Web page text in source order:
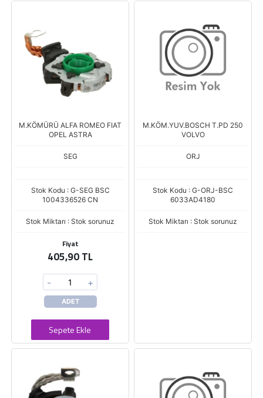
M.KÖMÜRÜ ALFA ROMEO FIAT
OPEL ASTRA
SEG
Stok Kodu : G-SEG BSC
1004336526 CN
Stok Miktarı : Stok sorunuz
Fiyat
405,90 TL
- +
ADET
Sepete Ekle
M.KÖM.YUV.BOSCH T.PD 250
VOLVO
ORJ
Stok Kodu : G-ORJ-BSC
6033AD4180
Stok Miktarı : Stok sorunuz